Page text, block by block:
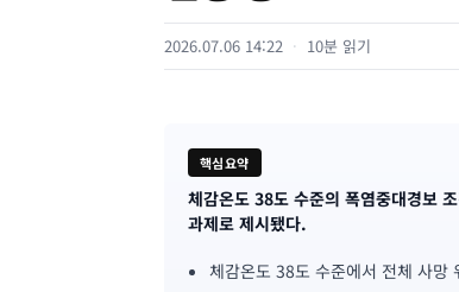
2026.07.06 14:22 10분 읽기
핵심요약
기
체감온도 38도 수준의 폭염중대경보
과제로 제시됐다.
체감온도 38도 수준에서 전체 사망